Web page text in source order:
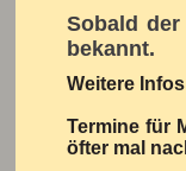
Sobald
bekannt.
Weitere
Termine für
öfter mal